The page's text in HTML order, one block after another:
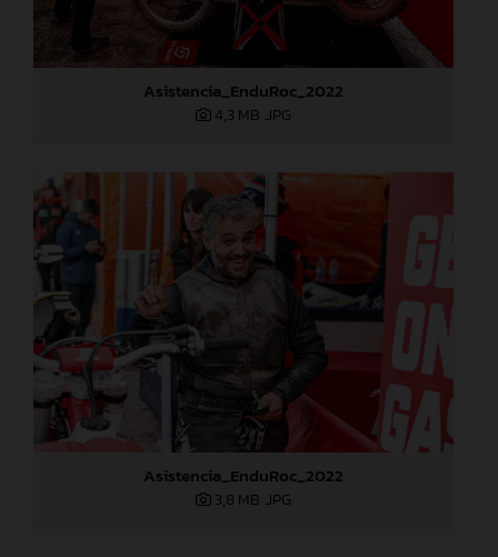
Asistencia_EnduRoc_2022
4,3 MB .JPG
Asistencia_EnduRoc_2022
3,8 MB .JPG